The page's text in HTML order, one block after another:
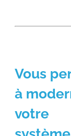
Vous
à
votre